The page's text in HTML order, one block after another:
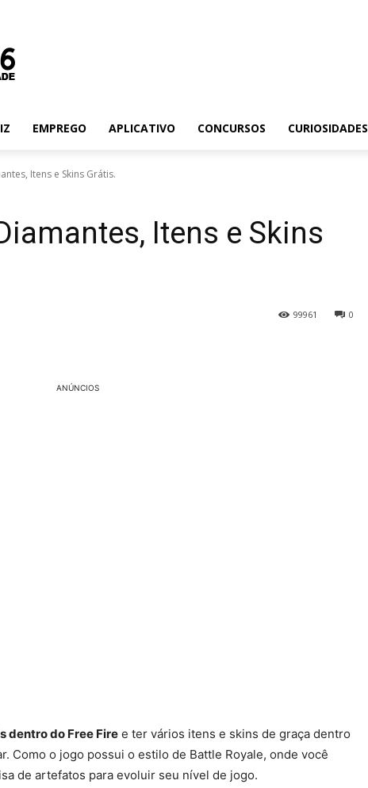
EMPREGO APLICATIVO CONCURSOS CURIOSIDADES
Itens e Skins Grátis.
Itens e Skins
0
99961
ANÚNCIOS
dentro do Free Fire e ter vários itens e skins de graça dentro
Como o jogo possui o estilo de Battle Royale, onde você
de artefatos para evoluir seu nível de jogo.